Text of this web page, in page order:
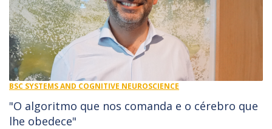
BSC SYSTEMS AND COGNITIVE NEUROSCIENCE
"O algoritmo que nos comanda e o cérebro que
lhe obedece"